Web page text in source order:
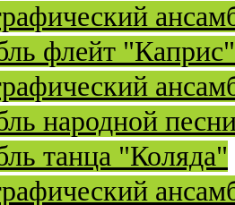
флейт "Каприс"
народной
танца "Коляда"